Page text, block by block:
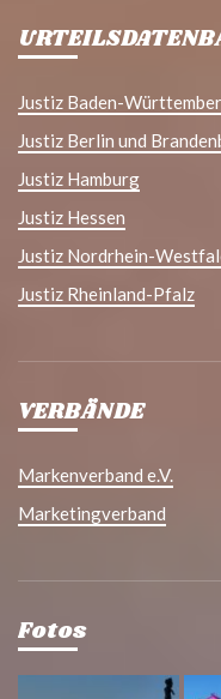
Justiz Baden-
Justiz Berlin und
Justiz Hamburg
Justiz Hessen
Justiz Nordrhein-
Justiz Rheinland-Pfalz
VERBÄNDE
Markenverband e.V.
Marketingverband
Fotos